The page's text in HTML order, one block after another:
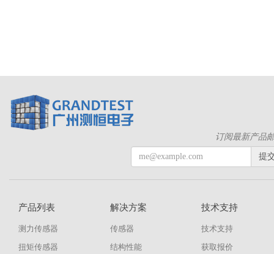
订阅最新产品
提
产品列表
测力传感器
扭矩传感器
解决方案
传感器
结构性能
技术支持
技术支持
获取报价